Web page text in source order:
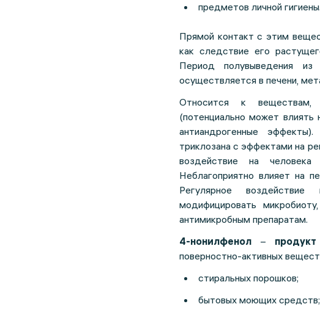
предметов личной гигиены.
Прямой контакт с этим
как следствие его
Период полувыведения
осуществляется в печени,
Относится к веществам,
(потенциально может влиять
антиандрогенные
триклозана с эффектами на
воздействие на
Неблагоприятно влияет на
Регулярное
модифицировать
антимикробным препаратам.
4-нонилфенол–
поверностно-активных
стиральных порошков;
бытовых моющих средств;